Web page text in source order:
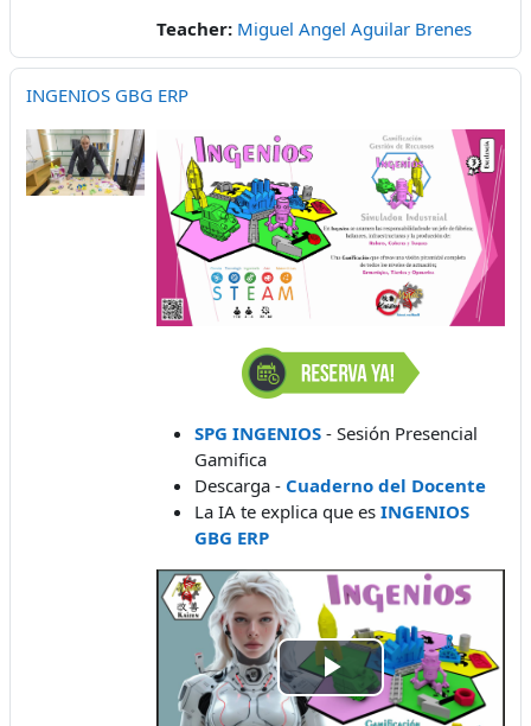
Teacher: Miguel Angel Aguilar Brenes
INGENIOS GBG ERP
SPG INGENIOS - Sesión Presencial
Gamifica
Descarga - Cuaderno del Docente
La IA te explica que es INGENIOS
GBG ERP
Play